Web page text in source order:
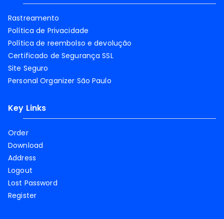
Rastreamento
Política de Privacidade
Política de reembolso e devolução
Certificado de Segurança SSL
Site Seguro
Personal Organizer São Paulo
Key Links
Order
Download
Address
Logout
Lost Password
Register